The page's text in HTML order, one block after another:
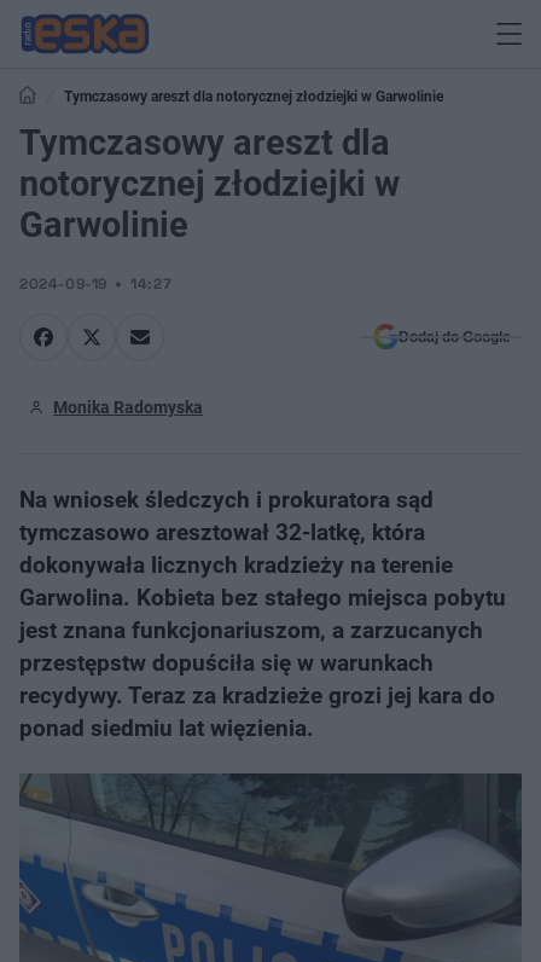
Tymczasowy areszt dla notorycznej złodziejki w Garwolinie
Tymczasowy areszt dla
notorycznej złodziejki w
Garwolinie
2024-09-19 14:27
Dodaj do Google
Monika Radomyska
Na wniosek śledczych i prokuratora sąd
tymczasowo aresztował 32-latkę, która
dokonywała licznych kradzieży na terenie
Garwolina. Kobieta bez stałego miejsca pobytu
jest znana funkcjonariuszom, a zarzucanych
przestępstw dopuściła się w warunkach
recydywy. Teraz za kradzieże grozi jej kara do
ponad siedmiu lat więzienia.